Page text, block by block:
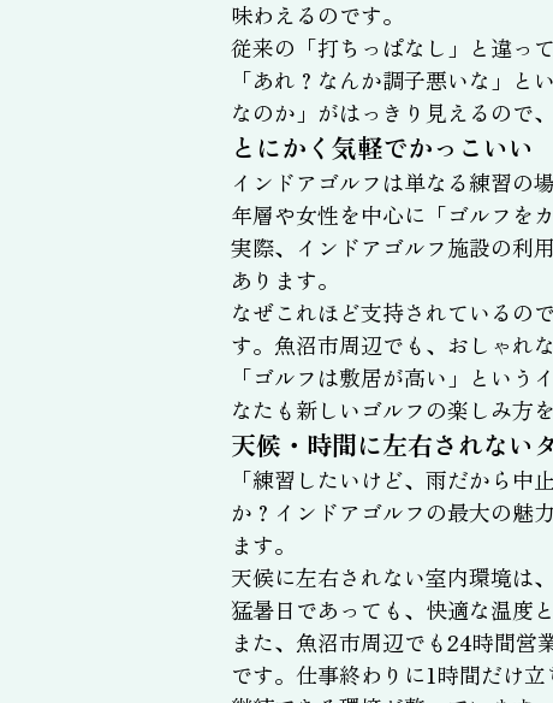
味わえるのです。
従来の「打ちっぱなし」と違っ
「あれ？なんか調子悪いな」
なのか」がはっきり見えるので
とにかく気軽でかっこいい
インドアゴルフは単なる練習の
年層や女性を中心に「ゴルフを
実際、インドアゴルフ施設の利
あります。
なぜこれほど支持されているの
す。魚沼市周辺でも、おしゃれ
「ゴルフは敷居が高い」とい
なたも新しいゴルフの楽しみ方
天候・時間に左右されない
「練習したいけど、雨だから
か？インドアゴルフの最大の魅力
ます。
天候に左右されない室内環境は
猛暑日であっても、快適な温度
また、魚沼市周辺でも24時間営
です。仕事終わりに1時間だけ